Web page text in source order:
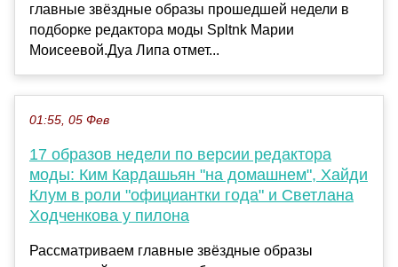
главные звёздные образы прошедшей недели в
подборке редактора моды Spltnk Марии
Моисеевой.Дуа Липа отмет...
01:55, 05 Фев
17 образов недели по версии редактора
моды: Ким Кардашьян "на домашнем", Хайди
Клум в роли "официантки года" и Светлана
Ходченкова у пилона
Рассматриваем главные звёздные образы